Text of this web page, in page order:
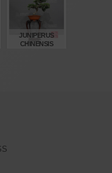
210,00
JUNIPERUS
CHINENSIS